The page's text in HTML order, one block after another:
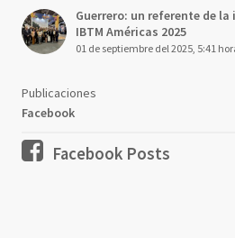
Guerrero: un referente de
IBTM Américas 2025
01 de septiembre del 2025, 5:41
Publicaciones
Facebook
Facebook Posts